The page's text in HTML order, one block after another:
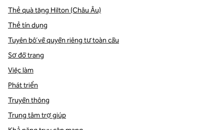
Thẻ quà tặng Hilton (Châu Âu)
Thẻ tín dụng
Tuyên bố về quyền riêng tư toàn cầu
Sơ đồ trang
Việc làm
Phát triển
Truyền thông
Trung tâm trợ giúp